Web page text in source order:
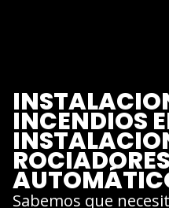
INCENDIOS
ROCIADORES
Sabemos que